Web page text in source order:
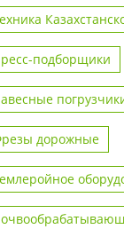
подборщики
дорожные